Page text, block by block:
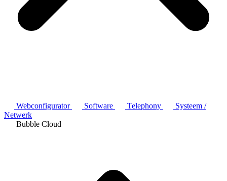
Webconfigurator Software Telephony
Systeem /
Netwerk
Bubble Cloud